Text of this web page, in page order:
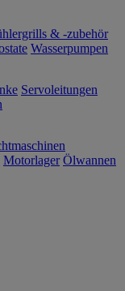
& -zubehör
Wasserpumpen
Servoleitungen
Motorlager Ölwannen